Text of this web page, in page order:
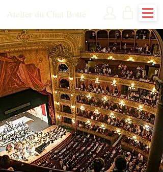
Atelier du Chat Botté